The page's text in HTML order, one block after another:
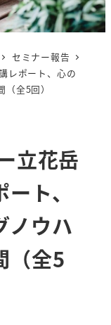
セミナー報告
レポート、心の
全5回）
立花岳
ト、
ノウハ
（全5